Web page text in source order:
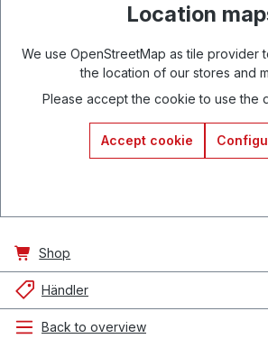
Location
We use OpenStreetMap as tile provider
the location of our stores and
Please accept the cookie to use the
Accept cookie
Shop
Händler
Back to overview